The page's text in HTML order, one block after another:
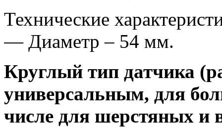
Технические
— Диаметр – 54 мм.
Круглый тип датчика
универсальным, для
числе для шерстяных и